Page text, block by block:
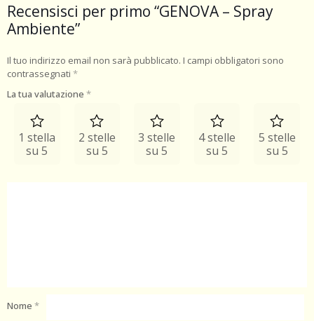
Recensisci per primo “GENOVA – Spray
Ambiente”
Il tuo indirizzo email non sarà pubblicato. I campi obbligatori sono
contrassegnati *
La tua valutazione *
1 stella
su 5
2 stelle
su 5
3 stelle
su 5
4 stelle
su 5
5 stelle
su 5
Nome *